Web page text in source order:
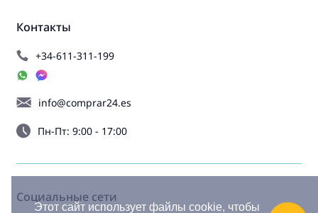
Этот сайт использует файлы cookie, чтобы
Контакты
+34-611-311-199
info@comprar24.es
Пн-Пт: 9:00 - 17:00
Социальные сети